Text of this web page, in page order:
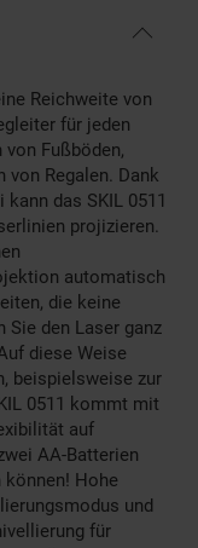
Reichweite von
für jeden
Fußböden,
von Regalen. Dank
das SKIL 0511
projizieren.
automatisch
die keine
Sie den Laser ganz
diese Weise
beispielsweise zur
0511 kommt mit
auf
AA-Batterien
Hohe
und
für